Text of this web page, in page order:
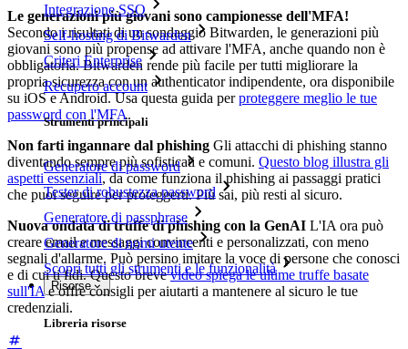
Integrazione SSO
Self-hosting di Bitwarden
Criteri Enterprise
Recupero account
Strumenti principali
Generatore di password
Tester di robustezza password
Generatore di passphrase
Generatore di nomi utente
Scopri tutti gli strumenti e le funzionalità
Risorse
Libreria risorse
Le generazioni più giovani sono campionesse dell'MFA!
Secondo i risultati di un sondaggio Bitwarden, le generazioni più
giovani sono più propense ad attivare l'MFA, anche quando non è
obbligatoria. Bitwarden rende più facile per tutti migliorare la
propria sicurezza con un authenticator indipendente, ora disponibile
su iOS e Android. Usa questa guida perproteggere meglio le tue
password con l'MFA.
Non farti ingannare dal phishing Gli attacchi di phishing stanno
diventando sempre più sofisticati e comuni. Questo blog illustra gli
aspetti essenziali, da come funziona il phishing ai passaggi pratici
che puoi seguire per proteggerti. Più sai, più resti al sicuro.
Nuova ondata di truffe di phishing con la GenAI L'IA ora può
creare email e messaggi convincenti e personalizzati, con meno
segnali d'allarme. Può persino imitare la voce di persone che conosci
e di cui ti fidi. Questo brevevideo spiega le ultime truffe basate
sull'IAe offre consigli per aiutarti a mantenere al sicuro le tue
credenziali.